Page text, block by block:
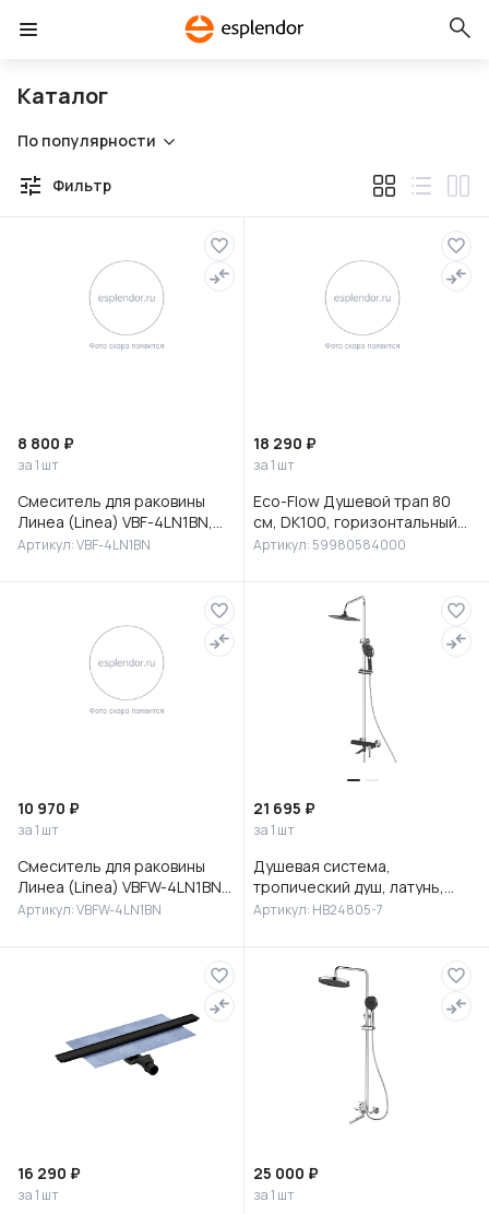
Каталог
По популярности
Фильтр
8 800 ₽
за 1 шт
Смеситель для раковины
Линеа (Linea) VBF-4LN1BN,
брашированный никель
Артикул: VBF-4LN1BN
18 290 ₽
за 1 шт
Eco-Flow Душевой трап 80
см, DK100, горизонтальный
сифон 60 мм, матовый
Артикул: 59980584000
10 970 ₽
за 1 шт
Смеситель для раковины
Линеа (Linea) VBFW-4LN1BN
встраиваемый,
Артикул: VBFW-4LN1BN
21 695 ₽
за 1 шт
Душевая система,
тропический душ, латунь,
черный/хром, HB24805-7
Артикул: HB24805-7
16 290 ₽
за 1 шт
25 000 ₽
за 1 шт